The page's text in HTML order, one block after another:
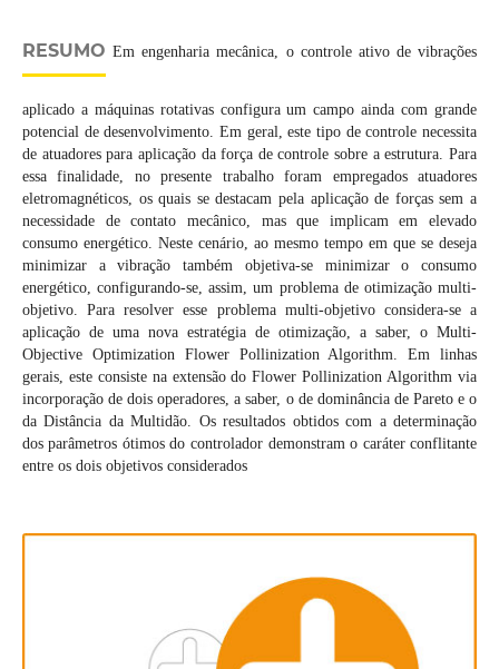
RESUMO Em engenharia mecânica, o controle ativo de vibrações
aplicado a máquinas rotativas configura um campo ainda com grande
potencial de desenvolvimento. Em geral, este tipo de controle necessita
de atuadores para aplicação da força de controle sobre a estrutura. Para
essa finalidade, no presente trabalho foram empregados atuadores
eletromagnéticos, os quais se destacam pela aplicação de forças sem a
necessidade de contato mecânico, mas que implicam em elevado
consumo energético. Neste cenário, ao mesmo tempo em que se deseja
minimizar a vibração também objetiva-se minimizar o consumo
energético, configurando-se, assim, um problema de otimização multi-
objetivo. Para resolver esse problema multi-objetivo considera-se a
aplicação de uma nova estratégia de otimização, a saber, o Multi-
Objective Optimization Flower Pollinization Algorithm. Em linhas
gerais, este consiste na extensão do Flower Pollinization Algorithm via
incorporação de dois operadores, a saber, o de dominância de Pareto e o
da Distância da Multidão. Os resultados obtidos com a determinação
dos parâmetros ótimos do controlador demonstram o caráter conflitante
entre os dois objetivos considerados